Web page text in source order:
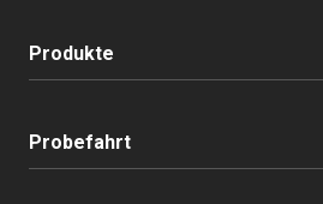
Produkte
Probefahrt